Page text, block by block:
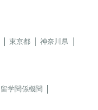
東京都
神奈川県
留学関係機関